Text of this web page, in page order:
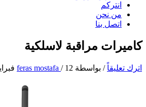
انتركم
من نحن
اتصل بنا
كاميرات مراقبة لاسلكية​
اترك تعليقاً / بواسطة feras mostafa / 12 فبراير، 2021